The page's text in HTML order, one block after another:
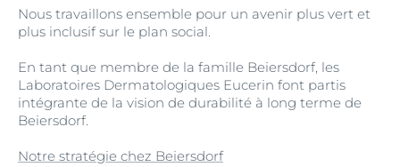
Nous travaillons ensemble pour un avenir plus vert et
plus inclusif sur le plan social.
En tant que membre de la famille Beiersdorf, les
Laboratoires Dermatologiques Eucerin font partis
intégrante de la vision de durabilité à long terme de
Beiersdorf.
Notre stratégie chez Beiersdorf